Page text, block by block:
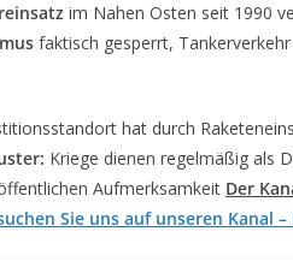
im Nahen Osten seit 1990
faktisch gesperrt,
hat durch
Kriege dienen regelmäßig als
Aufmerksamkeit Der
Sie uns auf unseren Kanal